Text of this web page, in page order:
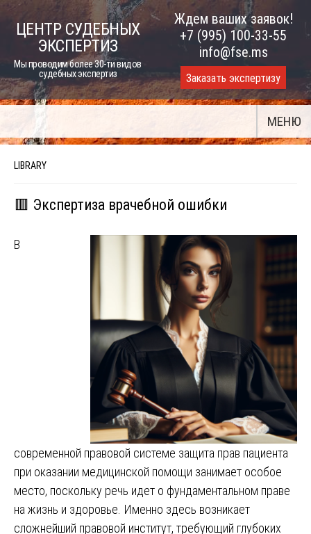
Skip
ЦЕНТР СУДЕБНЫХ
ЭКСПЕРТИЗ
Мы проводим более 30-ти видов
судебных экспертиз
Ждем ваших заявок!
+7 (995) 100-33-55
info@fse.ms
Заказать экспертизу
МЕНЮ
LIBRARY
🟥 Экспертиза врачебной ошибки
В
современной правовой системе защита прав пациента
при оказании медицинской помощи занимает особое
место, поскольку речь идет о фундаментальном праве
на жизнь и здоровье. Именно здесь возникает
сложнейший правовой институт, требующий глубоких